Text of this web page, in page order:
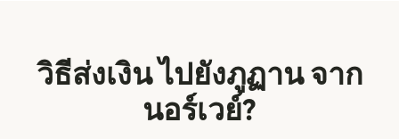
วิธีส่งเงิน ไปยังภูฏาน จาก
นอร์เวย์?